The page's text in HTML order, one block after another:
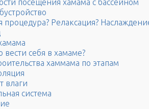
посещения хамама с бассейном
процедура? Релаксация?
вести себя в хамаме?
хаммама по этапам
влаги
система